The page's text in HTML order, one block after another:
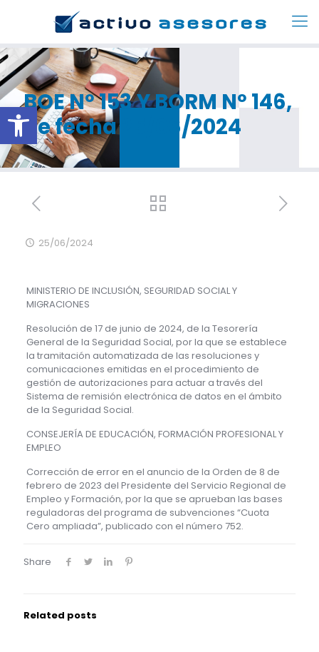
Abrir barra de herramientas
BOE Nº 153 Y BORM Nº 146,
de fecha 25/06/2024
25/06/2024
MINISTERIO DE INCLUSIÓN, SEGURIDAD SOCIAL Y
MIGRACIONES
Resolución de 17 de junio de 2024, de la Tesorería
General de la Seguridad Social, por la que se establece
la tramitación automatizada de las resoluciones y
comunicaciones emitidas en el procedimiento de
gestión de autorizaciones para actuar a través del
Sistema de remisión electrónica de datos en el ámbito
de la Seguridad Social.
CONSEJERÍA DE EDUCACIÓN, FORMACIÓN PROFESIONAL Y
EMPLEO
Corrección de error en el anuncio de la Orden de 8 de
febrero de 2023 del Presidente del Servicio Regional de
Empleo y Formación, por la que se aprueban las bases
reguladoras del programa de subvenciones “Cuota
Cero ampliada”, publicado con el número 752.
Share
Related posts